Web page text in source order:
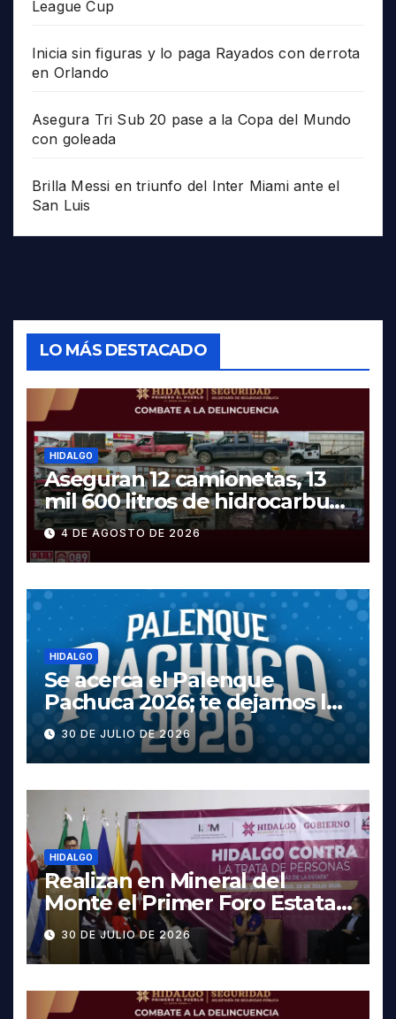
League Cup
Inicia sin figuras y lo paga Rayados con derrota
en Orlando
Asegura Tri Sub 20 pase a la Copa del Mundo
con goleada
Brilla Messi en triunfo del Inter Miami ante el
San Luis
LO MÁS DESTACADO
HIDALGO
Aseguran 12 camionetas, 13
mil 600 litros de hidrocarburo
y dos vehículos robados en
Tula
4 DE AGOSTO DE 2026
HIDALGO
Se acerca el Palenque
Pachuca 2026; te dejamos la
cartelera completa, las
fechas y los precios
30 DE JULIO DE 2026
HIDALGO
Realizan en Mineral del
Monte el Primer Foro Estatal
contra la Trata de Personas
30 DE JULIO DE 2026